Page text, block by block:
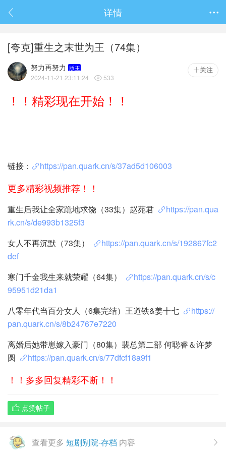
 详情
[夸克]重生之末世为王（74集）
努力再努力 版主
2024-11-21 23:11:24  533
关注
！！精彩现在开始！！
链接： https://pan.quark.cn/s/37ad5d106003
更多精彩视频推荐！！
重生后我让全家跪地求饶（33集）赵苑君
https://pan.qua
rk.cn/s/de993b1325f3
女人不再沉默（73集）
https://pan.quark.cn/s/192867fc2
def
寒门千金我生来就荣耀（64集）
https://pan.quark.cn/s/c
95951d21da1
八零年代当百分女人（6集完结）王道铁&姜十七
https://
pan.quark.cn/s/8b24767e7220
离婚后她带崽嫁入豪门（80集）裴总第二部 何聪睿＆许梦
圆
https://pan.quark.cn/s/77dfcf18a9f1
！！多多回复精彩不断！！
 点赞帖子
查看更多 短剧别院-存档 内容 